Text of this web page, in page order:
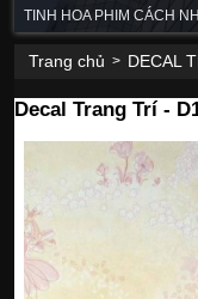
TINH HOA PHIM CÁCH
Trang chủ > DECAL
Decal Trang Trí -